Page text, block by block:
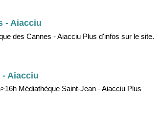
- Aiacciu
des Cannes - Aiacciu Plus d'infos sur le site.
Aiacciu
Médiathèque Saint-Jean - Aiacciu Plus